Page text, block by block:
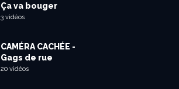
Ça va bouger
3 vidéos
CAMÉRA CACHÉE -
Gags de rue
20 vidéos